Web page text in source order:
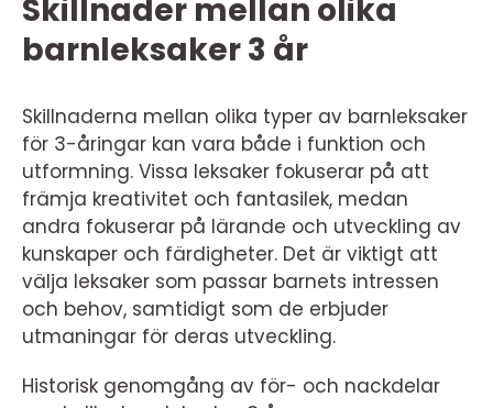
Skillnader mellan olika
barnleksaker 3 år
Skillnaderna mellan olika typer av barnleksaker
för 3-åringar kan vara både i funktion och
utformning. Vissa leksaker fokuserar på att
främja kreativitet och fantasilek, medan
andra fokuserar på lärande och utveckling av
kunskaper och färdigheter. Det är viktigt att
välja leksaker som passar barnets intressen
och behov, samtidigt som de erbjuder
utmaningar för deras utveckling.
Historisk genomgång av för- och nackdelar